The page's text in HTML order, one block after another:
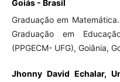
Goiás - Brasil
Graduação em
Graduação em
(PPGECM- UFG), Goiânia,
Jhonny David Echalar,